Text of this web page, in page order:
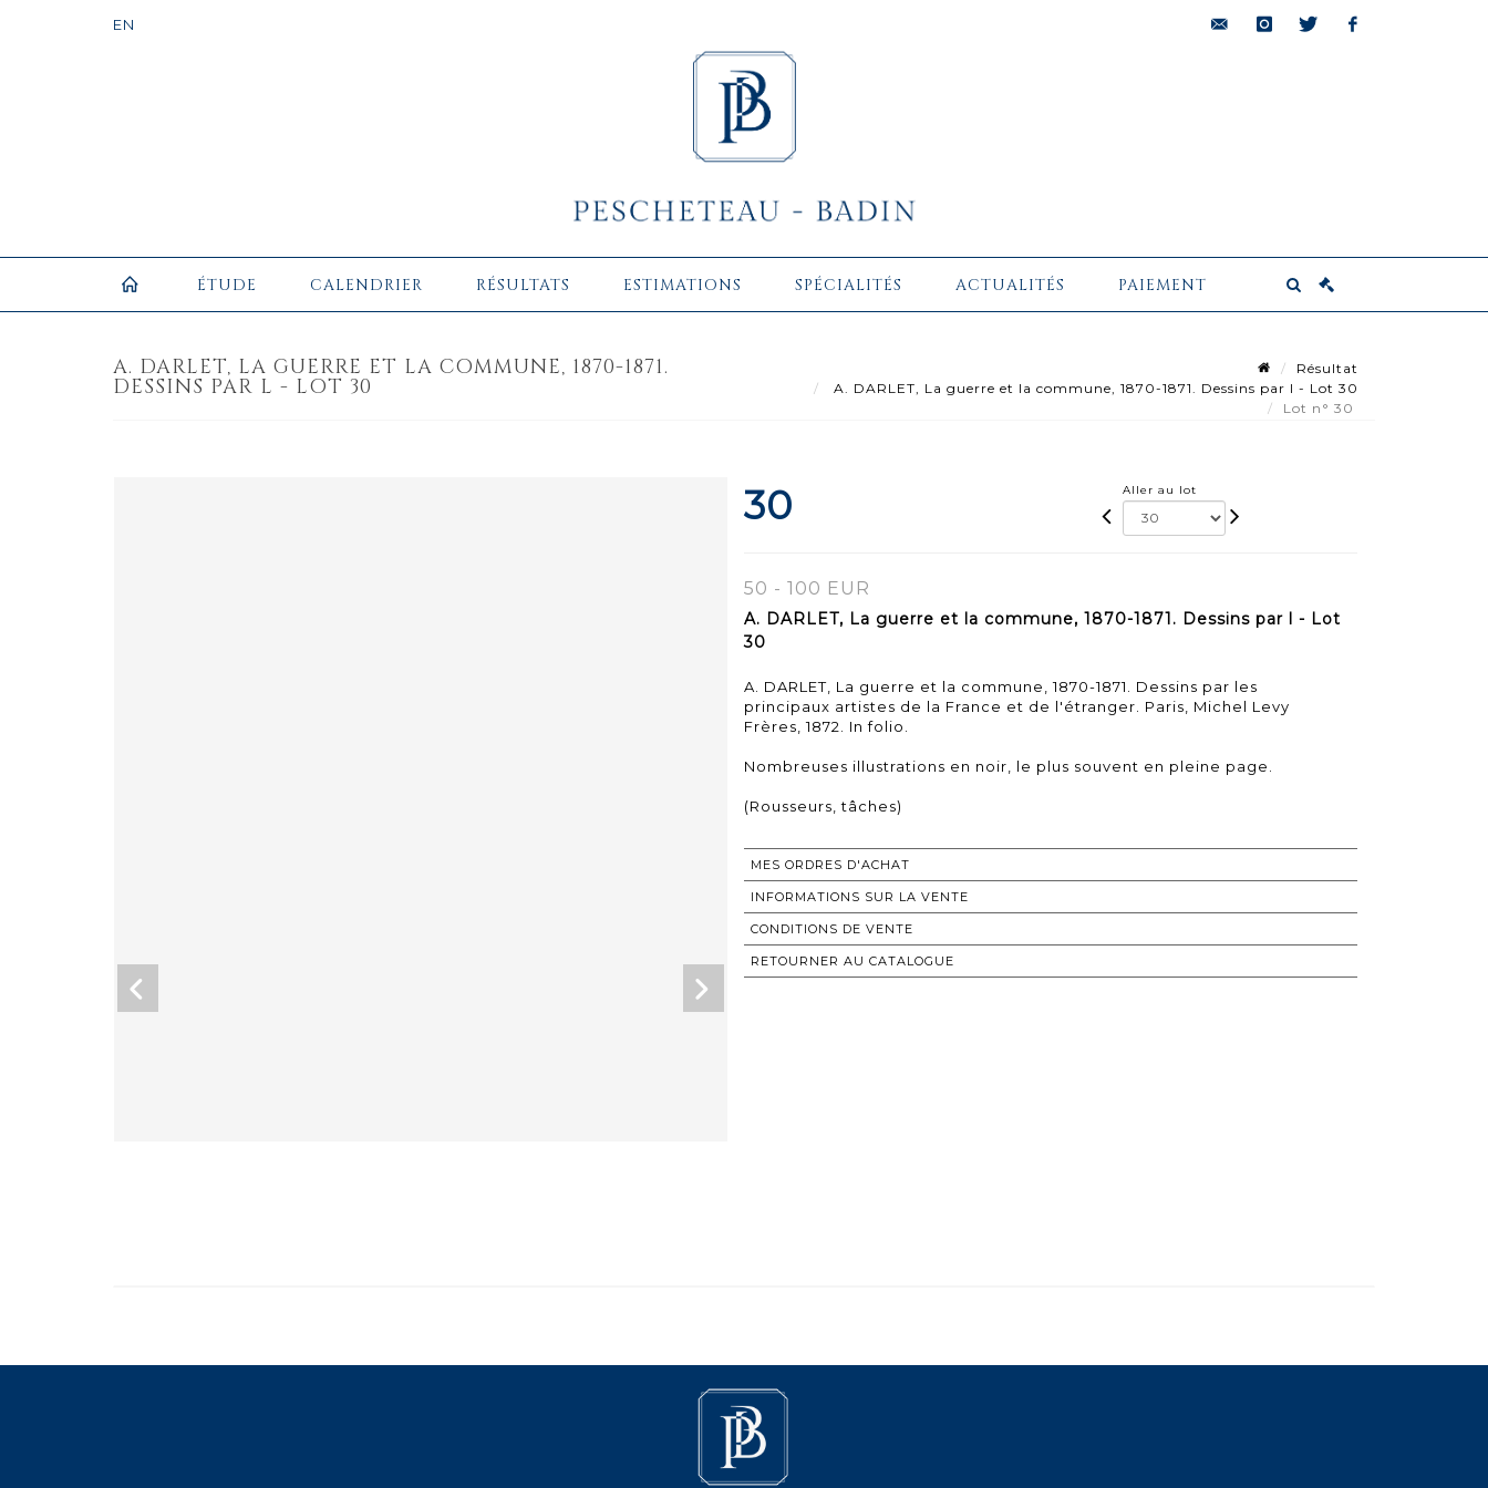
ÉTUDE CALENDRIER RÉSULTATS ESTIMATIONS SPÉCIALITÉS ACTUALITÉS PAIEMENT
A. DARLET, LA GUERRE ET LA COMMUNE, 1870-1871.
DESSINS PAR L - LOT 30
Résultat
A. DARLET, La guerre et la commune, 1870-1871. Dessins par l - Lot 30
Lot n° 30
30 Aller au lot
50 - 100 EUR
A. DARLET, La guerre et la commune, 1870-1871. Dessins par l - Lot
30
A. DARLET, La guerre et la commune, 1870-1871. Dessins par les
principaux artistes de la France et de l'étranger. Paris, Michel Levy
Frères, 1872. In folio.
Nombreuses illustrations en noir, le plus souvent en pleine page.
(Rousseurs, tâches)
MES ORDRES D'ACHAT
INFORMATIONS SUR LA VENTE
CONDITIONS DE VENTE
RETOURNER AU CATALOGUE